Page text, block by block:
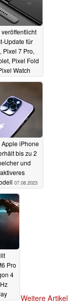
Update für
Pixel 7 Pro,
Pixel Fold
Watch
Apple iPhone
bis zu 2
und
07.08.2023
Pro
4
Weitere Artikel